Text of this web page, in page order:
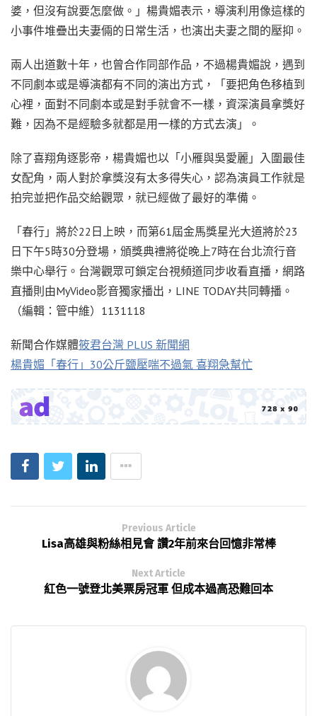
婆，但沒有說要怎麼做。」楊貴媚表示，導演利用像這樣的
小事件堆疊出夫妻倆的日常生活，也演出夫妻之間的壓抑。
兩人出道數十年，也曾合作同部作品，不過楊貴媚說，遇到
不同劇本或是導演都有不同的演出方式，「要把角色移植到
心裡，面對不同劇本或是對手就會不一樣，資深演員拿獎好
難，因為不是經驗多就都是用一樣的方式去演」。
除了喜翔角逐影帝，楊貴媚也以「小雁與吳愛麗」入圍最佳
女配角，兩人對於拿獎沒有太多得失心，認為演員工作就是
拍完並把作品交給觀眾，就已經做了最好的準備。
「春行」將於22日上映，而第61屆金馬獎星光大道將於23
日下午5時30分登場，頒獎典禮將從晚上7時在台北流行音
樂中心舉行。台灣觀眾可鎖定台視頻道同步收看直播，網路
直播則由MyVideo影音獨家播出，LINE TODAY共同轉播。
（編輯：管中維）1131118
新聞合作媒體筱君台灣 PLUS 新聞網
楊貴媚「春行」30公斤鹽壓喘不過氣 喜翔急幫忙
Previous Article
Lisa高雄與粉絲相見會 讚2年前來台回憶非常棒
Next Article
紅色一號登北美票房冠軍 但成本過高恐難回本